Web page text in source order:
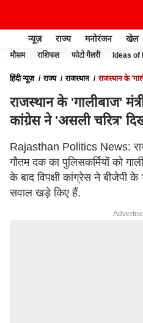
न्यूज़ राज्य मनोरंजन खेल
मौसम राशिफल फोटो गैलरी Ideas of
हिंदी न्यूज़ राज्य राजस्थान
राजस्थान के
राजस्थान के 'गालीबाज'
कांग्रेस ने 'असली चरित्र'
Rajasthan Politics News:
गौतम दक का पुलिसकर्मियों को
के बाद विपक्षी कांग्रेस ने बीजेपी
सवाल खड़े किए हैं.